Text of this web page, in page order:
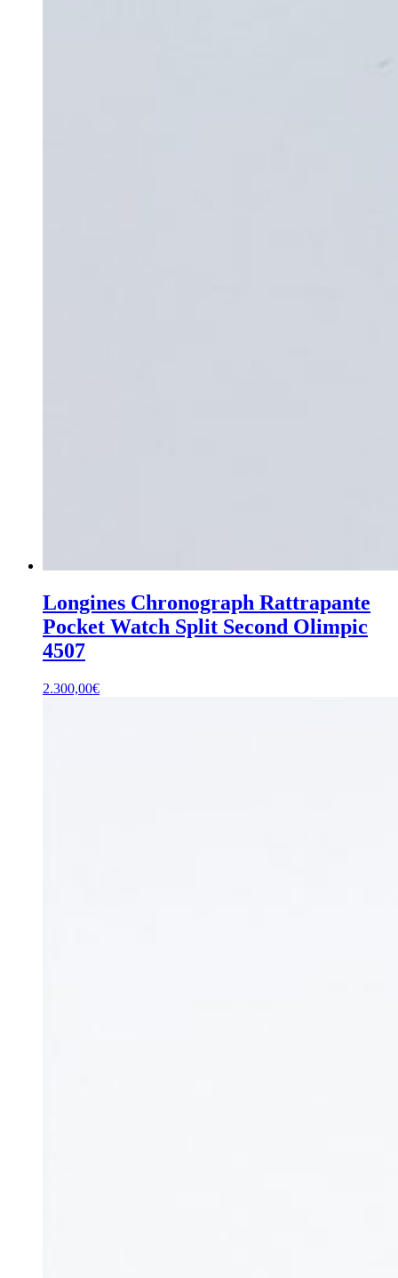
Longines Chronograph Rattrapante
Pocket Watch Split Second Olimpic
4507
2.300,00€